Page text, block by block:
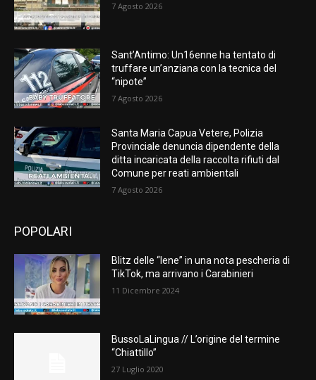
7 Agosto 2026
Sant’Antimo: Un16enne ha tentato di
truffare un’anziana con la tecnica del
“nipote”
7 Agosto 2026
Santa Maria Capua Vetere, Polizia
Provinciale denuncia dipendente della
ditta incaricata della raccolta rifiuti dal
Comune per reati ambientali
7 Agosto 2026
POPOLARI
Blitz delle “Iene” in una nota pescheria di
TikTok, ma arrivano i Carabinieri
11 Dicembre 2024
BussoLaLingua // L’origine del termine
“Chiattillo”
27 Luglio 2020